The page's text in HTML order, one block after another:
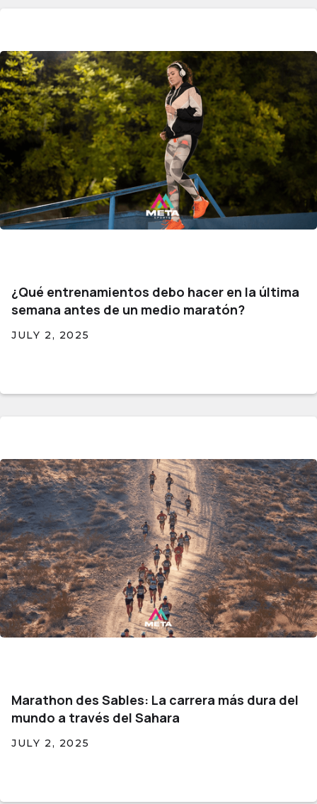
¿Qué entrenamientos debo hacer en la última
semana antes de un medio maratón?
JULY 2, 2025
Marathon des Sables: La carrera más dura del
mundo a través del Sahara
JULY 2, 2025